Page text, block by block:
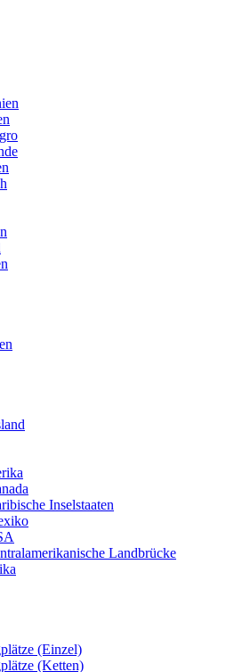
Inselstaaten
Landbrücke
(Einzel)
(Ketten)